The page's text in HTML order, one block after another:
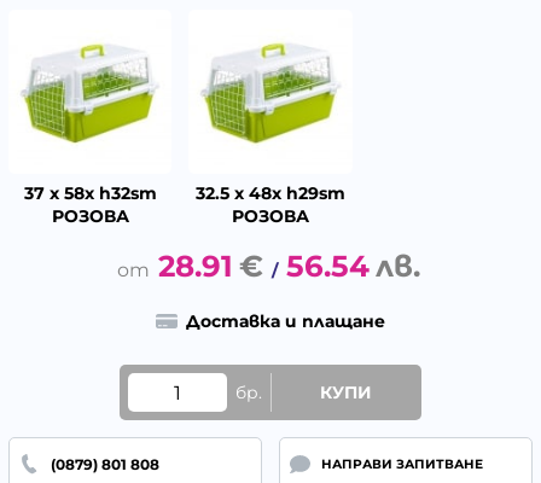
37 x 58x h32sm
РОЗОВА
32.5 х 48х h29sm
РОЗОВА
28.91 € / 56.54лв.
Доставка и плащане
бр. КУПИ
(0879) 801 808 НАПРАВИ ЗАПИТВАНЕ